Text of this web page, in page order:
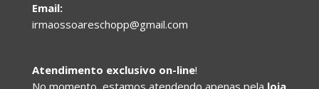
Email:
irmaossoareschopp@gmail.com
Atendimento exclusivo on-line!